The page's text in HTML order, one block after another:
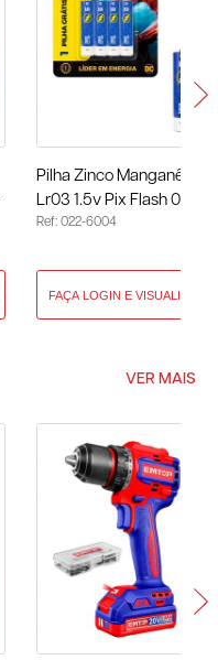
Pilha Zinco Manganês
Lr03 1.5v Pix Flash 022-
Ref: 022-6004
VER MAIS